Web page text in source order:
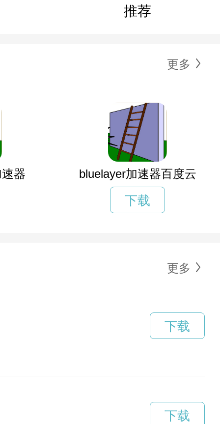
推荐
更多
器 bluelayer加速器百度云
下载
更多
下载
下载